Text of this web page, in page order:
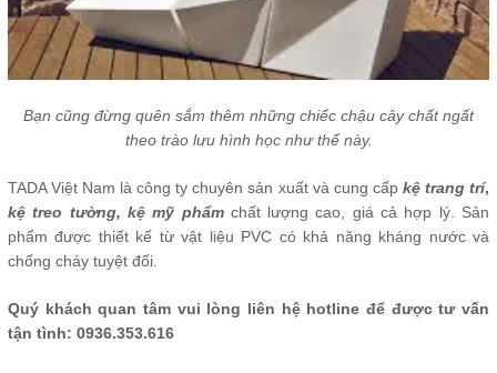
Bạn cũng đừng quên sắm thêm những chiếc chậu cây chất ngất
theo trào lưu hình học như thế này.
TADA Việt Nam là công ty chuyên sản xuất và cung cấp kệ trang trí,
kệ treo tường, kệ mỹ phẩmchất lượng cao, giá cả hợp lý. Sản
phẩm được thiết kế từ vật liệu PVC có khả năng kháng nước và
chống cháy tuyệt đối.
Quý khách quan tâm vui lòng liên hệ hotline để được tư vấn
tận tình: 0936.353.616